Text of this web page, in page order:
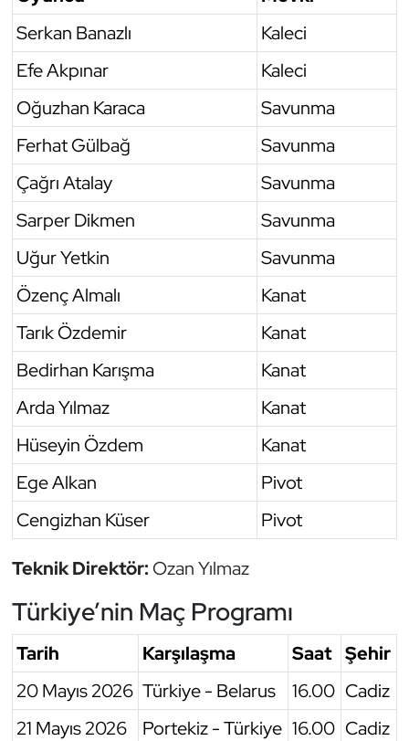
Serkan Banazlı
Kaleci
Efe Akpınar
Kaleci
Oğuzhan Karaca
Savunma
Ferhat Gülbağ
Savunma
Çağrı Atalay
Savunma
Sarper Dikmen
Savunma
Uğur Yetkin
Savunma
Özenç Almalı
Kanat
Tarık Özdemir
Kanat
Bedirhan Karışma
Kanat
Arda Yılmaz
Kanat
Hüseyin Özdem
Kanat
Ege Alkan
Pivot
Cengizhan Küser
Pivot
Teknik Direktör: Ozan Yılmaz
Türkiye’nin Maç Programı
Tarih Karşılaşma Saat Şehir
20 Mayıs 2026 Türkiye - Belarus 16.00 Cadiz
21 Mayıs 2026
Portekiz - Türkiye 16.00 Cadiz